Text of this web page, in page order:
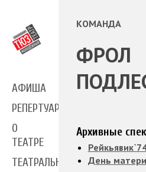
АФИША
РЕПЕРТУАР
О
ТЕАТРЕ
ТЕАТРАЛЬНЫЕ
КОМАНДА
ФРОЛ
Архивные
День матери